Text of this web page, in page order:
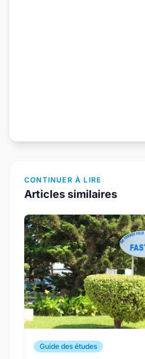
CONTINUER À LIRE
Articles similaires
Guide des études